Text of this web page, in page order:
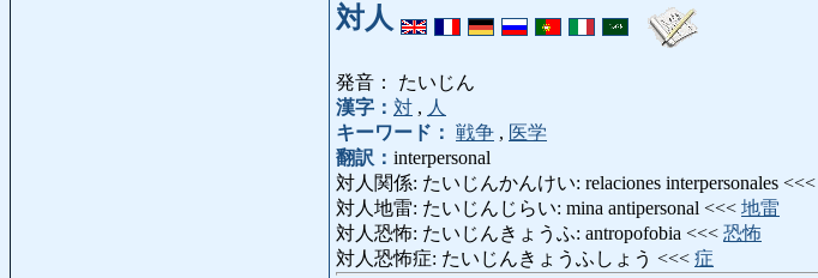
対人
発音： たいじん
漢字： 対 , 人
キーワード： 戦争 , 医学
翻訳： interpersonal
対人関係: たいじんかんけい: relaciones interpersonales <<<
対人地雷: たいじんじらい: mina antipersonal <<< 地雷
対人恐怖: たいじんきょうふ: antropofobia <<< 恐怖
対人恐怖症: たいじんきょうふしょう <<< 症